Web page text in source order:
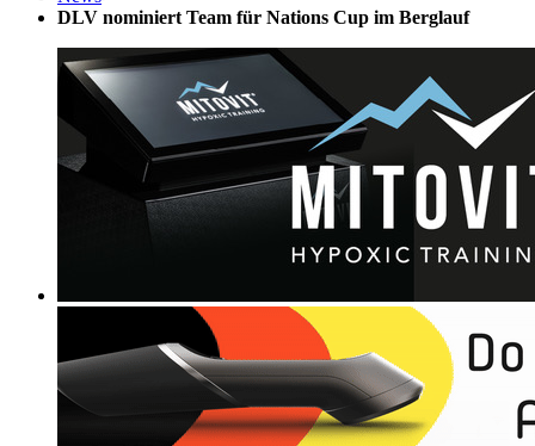
DLV nominiert Team für Nations Cup im Berglauf